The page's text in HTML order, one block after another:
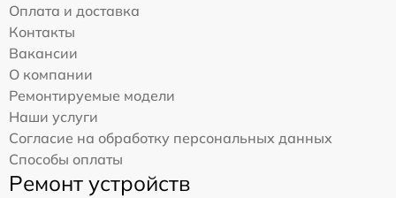
Оплата и доставка
Контакты
Вакансии
О компании
Ремонтируемые модели
Наши услуги
Согласие на обработку персональных данных
Способы оплаты
Ремонт устройств